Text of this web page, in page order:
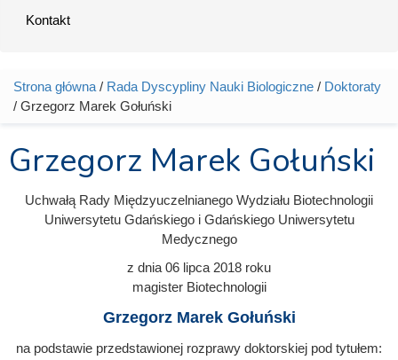
Kontakt
Jesteś tutaj
Strona główna / Rada Dyscypliny Nauki Biologiczne / Doktoraty
/ Grzegorz Marek Gołuński
Grzegorz Marek Gołuński
Uchwałą Rady Międzyuczelnianego Wydziału Biotechnologii
Uniwersytetu Gdańskiego i Gdańskiego Uniwersytetu
Medycznego
z dnia 06 lipca 2018 roku
magister Biotechnologii
Grzegorz Marek Gołuński
na podstawie przedstawionej rozprawy doktorskiej pod tytułem: